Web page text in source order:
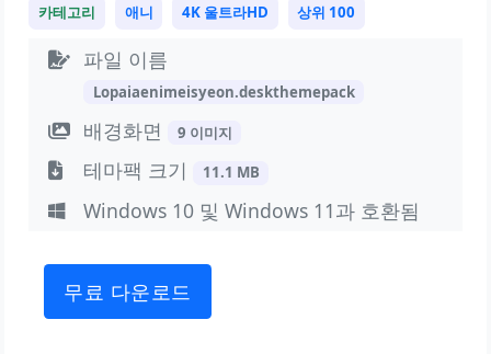
카테고리 애니 4K 울트라HD 상위 100
파일 이름
Lopaiaenimeisyeon.deskthemepack
배경화면 9 이미지
테마팩 크기 11.1 MB
Windows 10 및 Windows 11과 호환됨
무료 다운로드